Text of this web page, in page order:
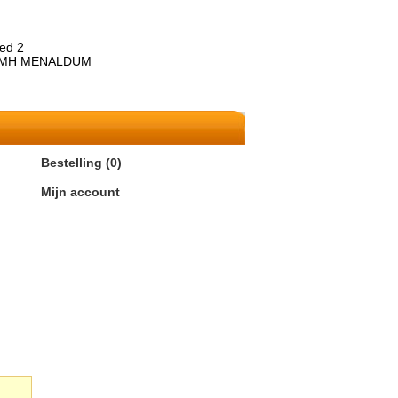
2
MENALDUM
Bestelling (0)
Mijn account